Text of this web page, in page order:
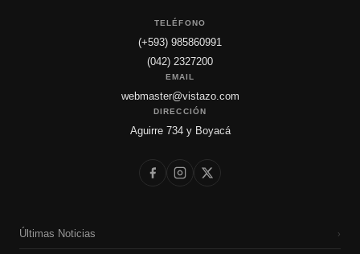
TELÉFONO
(+593) 985860991
(042) 2327200
EMAIL
webmaster@vistazo.com
DIRECCIÓN
Aguirre 734 y Boyacá
Últimas Noticias ›